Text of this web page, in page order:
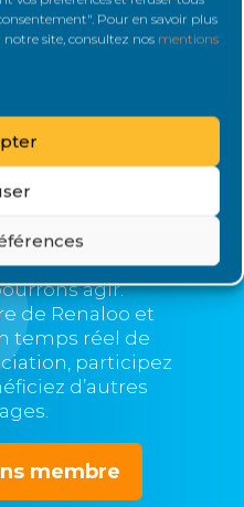
Pour en savoir plus
site, consultez nos mentions
Renaloo
et
agir.
de Renaloo et
temps réel de
participez
d’autres
membre